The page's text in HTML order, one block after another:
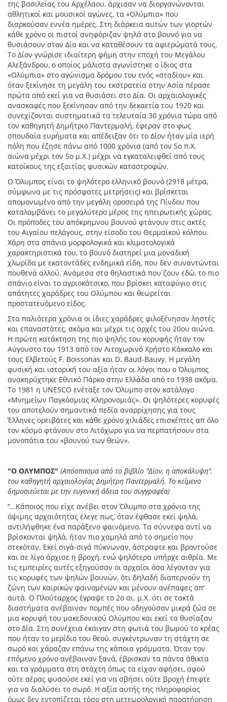
της βασιλείας του Αρχέλαου, άρχισαν να διοργανώνονται
αθλητικοί και μουσικοί αγώνες, τα «Ολύμπια» που
διαρκούσαν εννέα ημέρες. Στη διάρκεια αυτών των γιορτών
κάθε χρόνο οι πιστοί ανηφόριζαν ψηλά στο βουνό για να
θυσιάσουν στον Δία και να καταθέσουν τα αφιερώματά τους.
Το Δίον γνώρισε ιδιαίτερη φήμη στην εποχή του Μεγάλου
Αλεξάνδρου, ο οποίος μάλιστα αγωνίστηκε ο ίδιος στα
«Ολύμπια» στο αγώνισμα δρόμου του ενός «σταδίου» και
όταν ξεκίνησε τη μεγάλη του εκστρατεία στην Ασία πέρασε
πρώτα από εκεί για να θυσιάσει στο Δία. Οι αρχαιολογικές
ανασκαφές που ξεκίνησαν από την δεκαετία του 1920 και
συνεχίζονται συστηματικά τα τελευταία 30 χρόνια τώρα από
τον καθηγητή Δημήτριο Παντερμαλή, έφεραν στο φως
σπουδαία ευρήματα και απέδειξαν ότι το Δίον ήταν μία ιερή
πόλη που έζησε πάνω από 1000 χρόνια (από τον 5ο π.Χ.
αιώνα μέχρι τον 5ο μ.Χ.) μέχρι να εγκαταλειφθεί από τους
κατοίκους της εξαιτίας φυσικών καταστροφών.
Ο Όλυμπος είναι το ψηλότερο ελληνικό βουνό (2918 μέτρα,
σύμφωνα με τις πρόσφατες μετρήσεις) και βρίσκεται
απομονωμένο από την μεγάλη οροσειρά της Πίνδου που
καταλαμβάνει το μεγαλύτερο μέρος της ηπειρωτικής χώρας.
Οι πρόποδες του απόκρημνου βουνού φτάνουν στις ακτές
του Αιγαίου πελάγους, στην είσοδο του Θερμαϊκού κόλπου.
Χάρη στα σπάνια μορφολογικά και κλιματολογικά
χαρακτηριστικά του, το βουνό διατηρεί μια μοναδική
χλωρίδα με εκατοντάδες ενδημικά είδη, που δεν συναντώνται
πουθενά αλλού. Ανάμεσα στα θηλαστικά που ζουν εδώ, το πιο
σπάνιο είναι το αγριοκάτσικο, που βρίσκει καταφύγιο στις
απάτητες χαράδρες του Ολύμπου και θεωρείται
προστατευόμενο είδος.
Στα παλιότερα χρόνια οι ίδιες χαράδρες φιλοξένησαν ληστές
και επαναστάτες, ακόμα και μέχρι τις αρχές του 20ου αιώνα.
Η πρώτη κατάκτηση της πιο ψηλής του κορυφής ήταν τον
Αύγουστο του 1913 από τον Λιτοχωρινό Χρήστο Κάκκαλο και
τους Ελβετούς F. Boissonas και D. Baud-Bauvy. Η μεγάλη
φυσική και ιστορική του αξία ήταν οι λόγοι που ο Όλυμπος
ανακηρύχτηκε Εθνικό Πάρκο στην Ελλάδα από το 1938 ακόμα.
Το 1981 η UNESCO ενέταξε τον Όλυμπο στον κατάλογο
«Μνημείων Παγκόσμιας Κληρονομιάς». Οι ψηλότερες κορυφές
του αποτελούν σημαντικά πεδία αναρρίχησης για τους
Έλληνες ορειβάτες και κάθε χρόνο χιλιάδες επισκέπτες απ όλο
τον κόσμο φτάνουν στο Λιτόχωρο για να περπατήσουν στα
μονοπάτια του «βουνού των θεών».
"Ο ΟΛΥΜΠΟΣ" (Απόσπασμα από το βιβλίο "Δίον, η αποκάλυψη",
του καθηγητή αρχαιολογίας Δημήτρη Παντερμαλή. Το κείμενο
δημοσιεύεται με την ευγενική άδεια του συγγραφέα)
“…Κάποιος που είχε ανέβει στον Όλυμπο στα χρόνια της
όψιμης αρχαιότητας έλεγε πως, όταν έφθασε εκεί ψηλά,
αντιλήφθηκε ένα παράξενο φαινόμενο. Τα σύννεφα αντί να
βρίσκονται ψηλά, ήταν πιο χαμηλά από το σημείο που
στεκόταν. Εκεί σιγά-σιγά πύκνωναν, άστραφτε και βροντούσε
και σε λίγο άρχισε η βροχή, ενώ ψηλότερα υπήρχε αιθρία. Με
τις εμπειρίες αυτές εξηγούσαν οι αρχαίοι όσα λέγονταν για
τις κορυφές των ψηλών βουνών, ότι δηλαδή διαπερνούν τη
ζώνη των καιρικών φαινομένων και μένουν ανέπαφες απ'
αυτά. Ο Πλούταρχος έγραψε το 2ο αι. μ.Χ. ότι σε τακτά
διαστήματα ανέβαιναν πομπές που οδηγούσαν μικρά ζώα σε
μια κορυφή του μακεδονικού Ολύμπου και εκεί τα θυσίαζαν
στο Δία. Στη συνέχεια έκαιγαν στη φωτιά του βωμού το κρέας
που ήταν το μερίδιο του θεού, συγκέντρωναν τη στάχτη σε
σωρό και χάραζαν επάνω της κάποια γράμματα. Όταν τον
επόμενο χρόνο ανέβαιναν ξανά, έβρισκαν τα πάντα άθικτα
και τα γράμματα στη στάχτη όπως τα είχαν αφήσει, αφού
ούτε αέρας φυσούσε εκεί για να σβήσει ούτε βροχή έπεφτε
για να διαλύσει το σωρό. Η αξία αυτής της πληροφορίας
όμως δεν εντοπίζεται τόσο στη μετεωρολογική παρατήρηση